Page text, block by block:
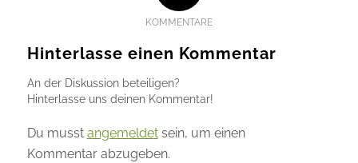
KOMMENTARE
Hinterlasse einen Kommentar
An der Diskussion beteiligen?
Hinterlasse uns deinen Kommentar!
Du musst angemeldetsein, um einen
Kommentar abzugeben.